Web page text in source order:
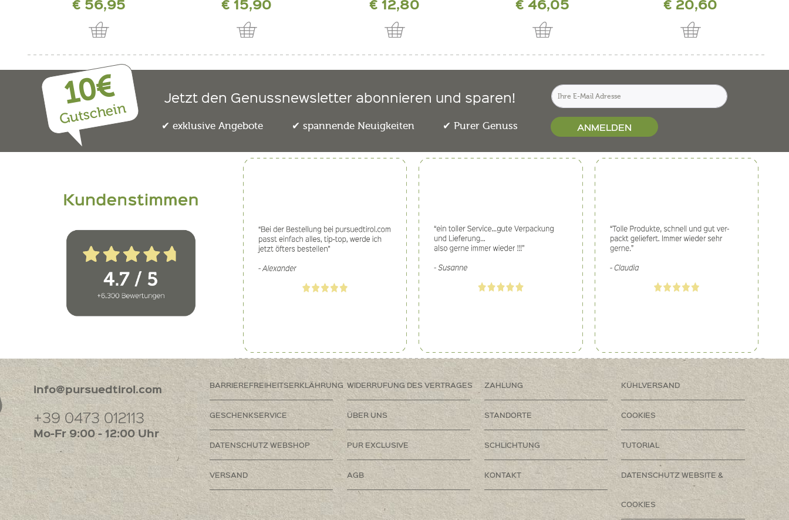
€ 56,95 € 15,90 € 12,80 € 46,05 € 20,60
10€
Gutschein
Jetzt den Genussnewsletter abonnieren und sparen!
exklusive Angebote spannende Neuigkeiten Purer Genuss ANMELDEN
info@pursuedtirol.com
+39 0473 012113
Mo-Fr 9:00 - 12:00 Uhr
BARRIEREFREIHEITSERKLÄHRUNG WIDERRUFUNG DES VERTRAGES ZAHLUNG KÜHLVERSAND
GESCHENKSERVICE ÜBER UNS STANDORTE COOKIES
DATENSCHUTZ WEBSHOP PUR EXCLUSIVE SCHLICHTUNG TUTORIAL
VERSAND AGB KONTAKT DATENSCHUTZ WEBSITE &
COOKIES